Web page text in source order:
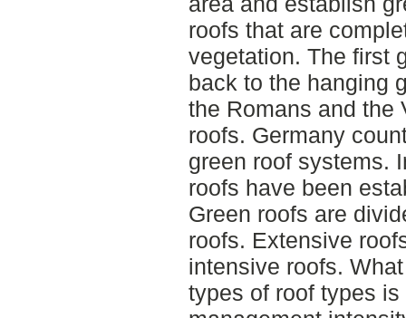
roofs that are
vegetation. The first
back to the hanging
the Romans and the
roofs. Germany
green roof systems.
roofs have been
Green roofs are
roofs. Extensive
intensive roofs.
types of roof types